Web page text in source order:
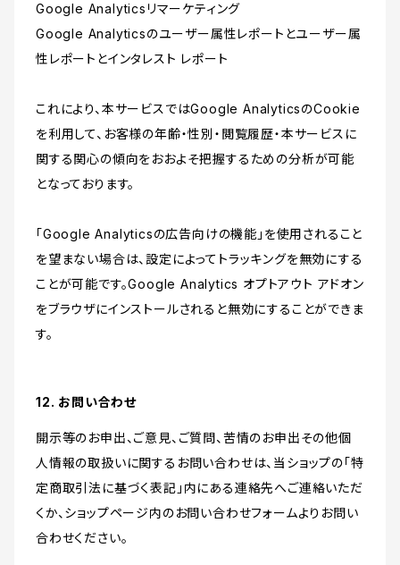
Google Analyticsリマーケティング
Google Analyticsのユーザー属性レポートとユーザー属
性レポートとインタレスト レポート
これにより、本サービスではGoogle AnalyticsのCookie
を利用して、お客様の年齢・性別・閲覧履歴・本サービスに
関する関心の傾向をおおよそ把握するための分析が可能
となっております。
「Google Analyticsの広告向けの機能」を使用されること
を望まない場合は、設定によってトラッキングを無効にする
ことが可能です。Google Analytics オプトアウト アドオン
をブラウザにインストールされると無効にすることができま
す。
12. お問い合わせ
開示等のお申出、ご意見、ご質問、苦情のお申出その他個
人情報の取扱いに関するお問い合わせは、当ショップの「特
定商取引法に基づく表記」内にある連絡先へご連絡いただ
くか、ショップページ内のお問い合わせフォームよりお問い
合わせください。